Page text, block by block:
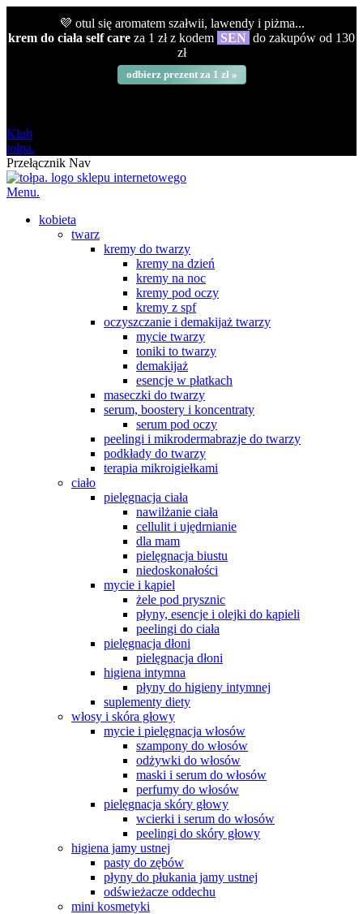
💜 otul się aromatem szałwii, lawendy i piżma...
krem do ciała self care za 1 zł z kodem SEN do zakupów od 130
zł
odbierz prezent za 1 zł »
Klub
tołpa.
Przełącznik Nav
Menu.
kobieta
twarz
kremy do twarzy
kremy na dzień
kremy na noc
kremy pod oczy
kremy z spf
oczyszczanie i demakijaż twarzy
mycie twarzy
toniki to twarzy
demakijaż
esencje w płatkach
maseczki do twarzy
serum, boostery i koncentraty
serum pod oczy
peelingi i mikrodermabrazje do twarzy
podkłady do twarzy
terapia mikroigiełkami
ciało
pielęgnacja ciała
nawilżanie ciała
cellulit i ujędrnianie
dla mam
pielęgnacja biustu
niedoskonałości
mycie i kąpiel
żele pod prysznic
płyny, esencje i olejki do kąpieli
peelingi do ciała
pielęgnacja dłoni
pielęgnacja dłoni
higiena intymna
płyny do higieny intymnej
suplementy diety
włosy i skóra głowy
mycie i pielęgnacja włosów
szampony do włosów
odżywki do włosów
maski i serum do włosów
perfumy do włosów
pielęgnacja skóry głowy
wcierki i serum do włosów
peelingi do skóry głowy
higiena jamy ustnej
pasty do zębów
płyny do płukania jamy ustnej
odświeżacze oddechu
mini kosmetyki